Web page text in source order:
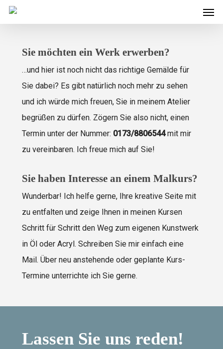
Skip
to
contentSie möchten ein Werk erwerben?
…und hier ist noch nicht das richtige Gemälde für
Sie dabei? Es gibt natürlich noch mehr zu sehen
und ich würde mich freuen, Sie in meinem Atelier
begrüßen zu dürfen. Zögern Sie also nicht, einen
Termin unter der Nummer: 0173/8806544mit mir
zu vereinbaren. Ich freue mich auf Sie!
Sie haben Interesse an einem Malkurs?
Wunderbar! Ich helfe gerne, Ihre kreative Seite mit
zu entfalten und zeige Ihnen in meinen Kursen
Schritt für Schritt den Weg zum eigenen Kunstwerk
in Öl oder Acryl. Schreiben Sie mir einfach eine
Mail. Über neu anstehende oder geplante Kurs-
Termine unterrichte ich Sie gerne.
Lassen Sie uns reden!